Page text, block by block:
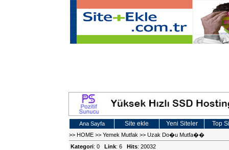
Ana Sayfa Site ekle Yeni Siteler Top
>> HOME >> Yemek Mutfak >> Uzak Do�u Mutfa��
Kategori: 0 Link: 6 Hits: 20032